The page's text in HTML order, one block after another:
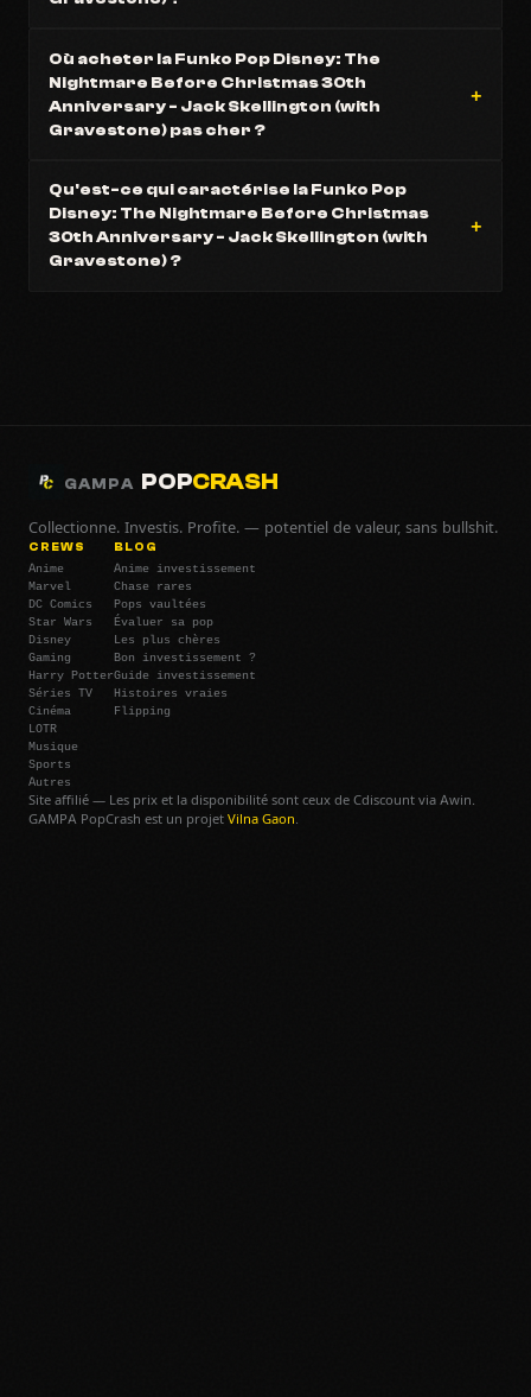
Où acheter la Funko Pop Disney: The
Nightmare Before Christmas 30th
Anniversary - Jack Skellington (with
Gravestone) pas cher ?
Qu'est-ce qui caractérise la Funko Pop
Disney: The Nightmare Before Christmas
30th Anniversary - Jack Skellington (with
Gravestone) ?
GAMPA POPCRASH
Collectionne. Investis. Profite. — potentiel de valeur, sans bullshit.
CREWS
Anime
Marvel
DC Comics
Star Wars
Disney
Gaming
Harry Potter
Séries TV
Cinéma
LOTR
Musique
Sports
Autres
BLOG
Anime investissement
Chase rares
Pops vaultées
Évaluer sa pop
Les plus chères
Bon investissement ?
Guide investissement
Histoires vraies
Flipping
Site affilié — Les prix et la disponibilité sont ceux de Cdiscount via Awin.
GAMPA PopCrash est un projet Vilna Gaon.